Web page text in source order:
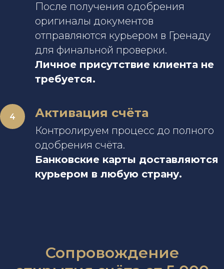
После получения одобрения
оригиналы документов
отправляются курьером в Гренаду
для финальной проверки.
Личное присутствие клиента не
требуется.
Активация счёта
Контролируем процесс до полного
одобрения счёта.
Банковские карты доставляются
курьером в любую страну.
Сопровождение